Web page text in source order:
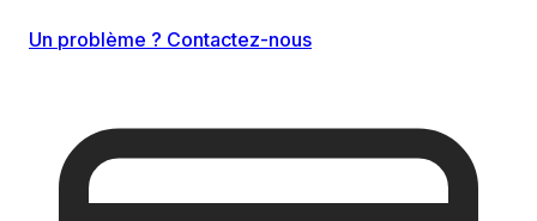
Un problème ? Contactez-nous